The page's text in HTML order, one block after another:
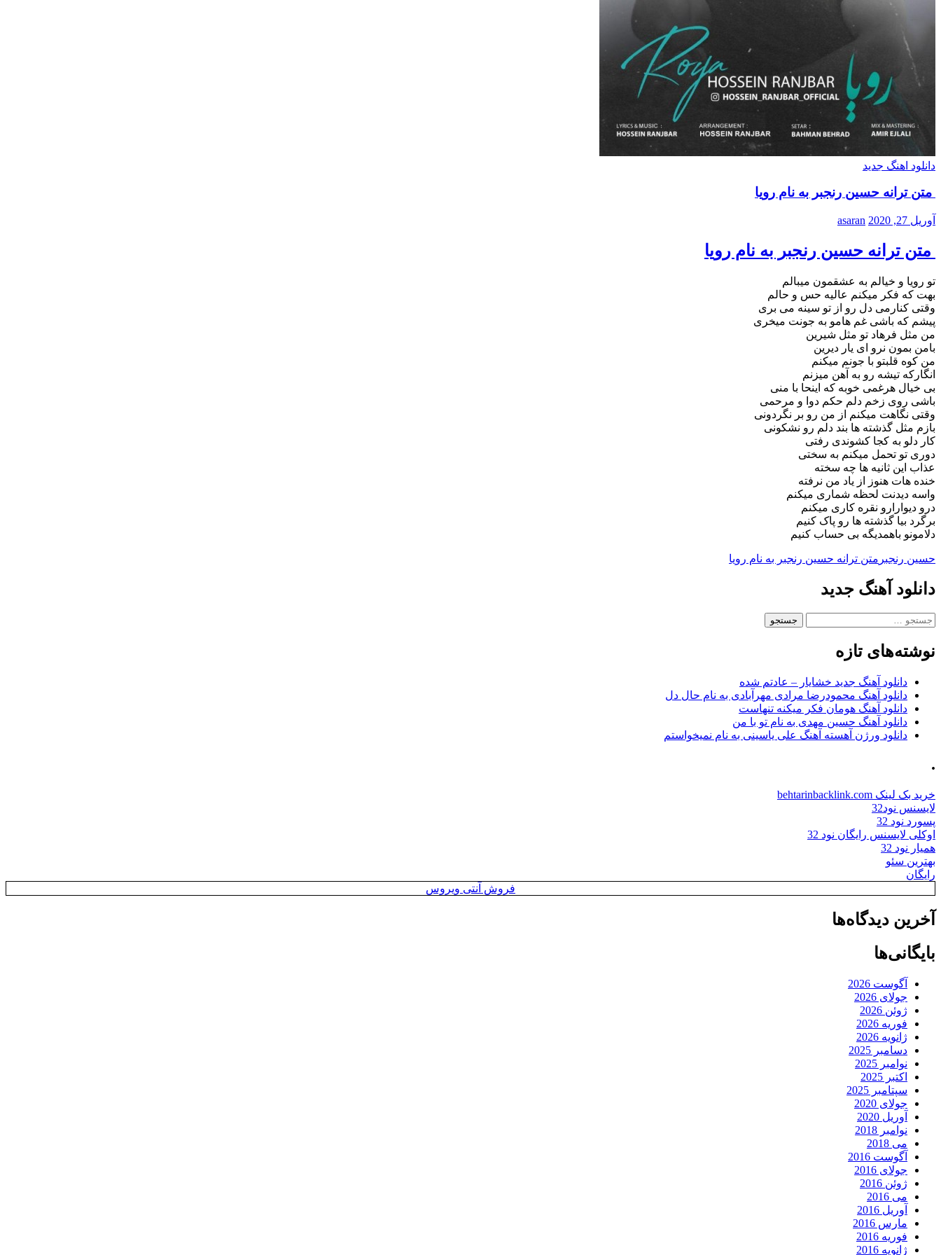
دانلود اهنگ جدید
متن ترانه حسین رنجبر به نام رویا
آوریل 27, 2020 asaran
متن ترانه حسین رنجبر به نام رویا
تو رویا و خیالم به عشقمون میبالم
بهت که فکر میکنم عالیه حس و حالم
وقتی کنارمی دل رو از تو سینه می بری
پیشم که باشی غم هامو به جونت میخری
من مثل فرهاد تو مثل شیرین
بامن بمون نرو ای یار دیرین
من کوه قلبتو با جونم میکنم
انگارکه تیشه رو به آهن میزنم
بی خیال هرغمی خوبه که اینحا با منی
باشی روی زخم دلم حکم دوا و مرحمی
وقتی نگاهت میکنم از من رو بر نگردونی
بازم مثل گذشته ها بند دلم رو نشکونی
کار دلو به کجا کشوندی رفتی
دوری تو تحمل میکنم به سختی
عذاب این ثانیه ها چه سخته
خنده هات هنوز از یاد من نرفته
واسه دیدنت لحظه شماری میکنم
درو دیوارارو نقره کاری میکنم
برگرد بیا گذشته ها رو پاک کنیم
دلامونو باهمدیگه بی حساب کنیم
حسین رنجبر متن ترانه حسین رنجبر به نام رویا
دانلود آهنگ جدید
جستجو
نوشته‌های تازه
دانلود آهنگ جدید خشایار – عادتم شده
دانلود آهنگ محمودرضا مرادی مهرآبادی به نام حال دل
دانلود آهنگ هومان فکر میکنه تنهاست
دانلود آهنگ حسین مهدی به نام تو با من
دانلود ورژن آهسته آهنگ علی یاسینی به نام نمیخواستم
.
خرید بک لینک behtarinbacklink.com
لایسنس نود32
پسورد نود 32
اوکلی لایسنس رایگان نود 32
همیار نود 32
بهترین سئو
رایگان
فروش آنتی ویروس
آخرین دیدگاه‌ها
بایگانی‌ها
آگوست 2026
جولای 2026
ژوئن 2026
فوریه 2026
ژانویه 2026
دسامبر 2025
نوامبر 2025
اکتبر 2025
سپتامبر 2025
جولای 2020
آوریل 2020
نوامبر 2018
می 2018
آگوست 2016
جولای 2016
ژوئن 2016
می 2016
آوریل 2016
مارس 2016
فوریه 2016
ژانویه 2016